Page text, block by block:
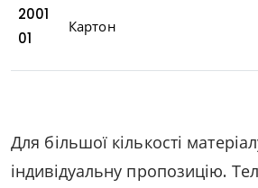
2001
01
Картон
Для більшої кількості
індивідуальну пропозицію.